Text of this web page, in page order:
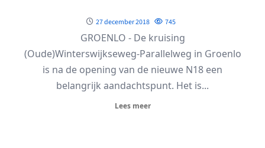
27 december 2018 745
GROENLO - De kruising
(Oude)Winterswijkseweg-Parallelweg in Groenlo
is na de opening van de nieuwe N18 een
belangrijk aandachtspunt. Het is...
Lees meer